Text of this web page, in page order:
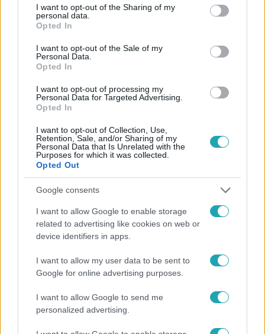
not limited to your visit or usage behaviour. You may click to
grant or deny consent to Google and its third-party tags to
use your data for below specified purposes in below Google
consent section.
I want to opt-out of the Sharing of my
personal data.
Opted In
I want to opt-out of the Sale of my
Personal Data.
Opted In
I want to opt-out of processing my
Personal Data for Targeted Advertising.
Opted In
I want to opt-out of Collection, Use,
Retention, Sale, and/or Sharing of my
Personal Data that Is Unrelated with the
Purposes for which it was collected.
Opted Out
Google consents
I want to allow Google to enable storage
related to advertising like cookies on web or
device identifiers in apps.
I want to allow my user data to be sent to
Google for online advertising purposes.
I want to allow Google to send me
personalized advertising.
HÍRADÓ #VIDEÓ #ADÁSRÉSZLETEK
ÁLLATKÍNZÁS
KUTYABÁNTALMAZÁS #MEGRÁZÓ
Népszerű